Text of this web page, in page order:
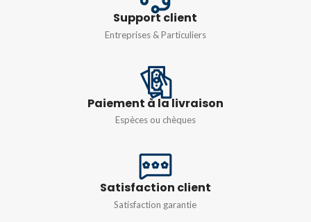
Support client
Entreprises & Particuliers
Paiement à la livraison
Espèces ou chèques
Satisfaction client
Satisfaction garantie